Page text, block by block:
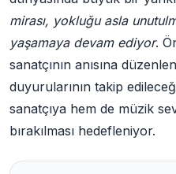
mirası, yokluğu asla
yaşamaya devam ediyor.
sanatçının anısına
duyurularının takip
sanatçıya hem de müzik
bırakılması hedefleniyor.